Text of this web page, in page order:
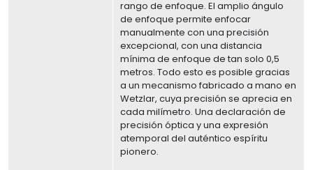
rango de enfoque. El amplio ángulo
de enfoque permite enfocar
manualmente con una precisión
excepcional, con una distancia
mínima de enfoque de tan solo 0,5
metros. Todo esto es posible gracias
a un mecanismo fabricado a mano en
Wetzlar, cuya precisión se aprecia en
cada milímetro. Una declaración de
precisión óptica y una expresión
atemporal del auténtico espíritu
pionero.